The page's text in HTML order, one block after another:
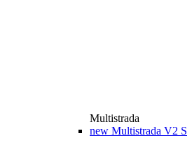
Multistrada
new Multistrada V2 S